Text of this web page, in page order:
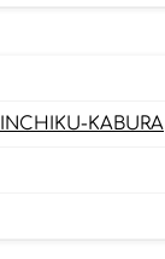
KABURA